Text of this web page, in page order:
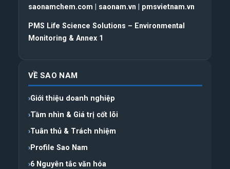
saonamchem.com
saonam.vn pmsvietnam.vn
PMS Life Science Solutions – Environmental
Monitoring & Annex 1
VỀ SAO NAM
Giới thiệu doanh nghiệp
Tầm nhìn & Giá trị cốt lõi
Tuân thủ & Trách nhiệm
Profile Sao Nam
6 Nguyên tắc văn hóa